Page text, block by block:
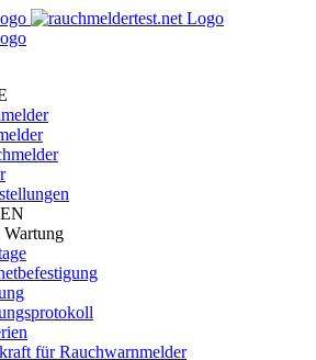
für Rauchwarnmelder